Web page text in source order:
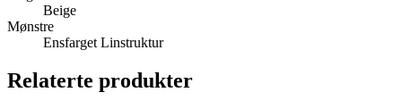
Beige
Mønstre
Ensfarget Linstruktur
Relaterte produkter